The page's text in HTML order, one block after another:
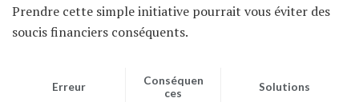
Prendre cette simple initiative pourrait vous éviter des
soucis financiers conséquents.
Erreur
Conséquen
ces
Solutions